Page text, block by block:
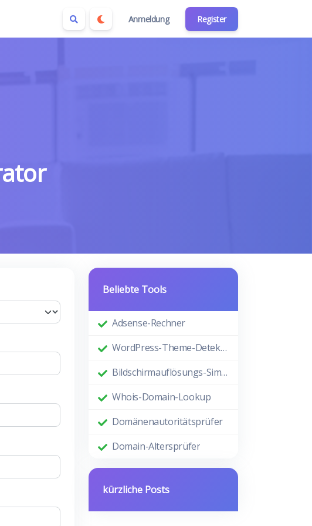
Anmeldung Register
Beliebte Tools
Adsense-Rechner
WordPress-Theme-Detektor
Bildschirmauflösungs-Simulator
Whois-Domain-Lookup
Domänenautoritätsprüfer
Domain-Altersprüfer
kürzliche Posts